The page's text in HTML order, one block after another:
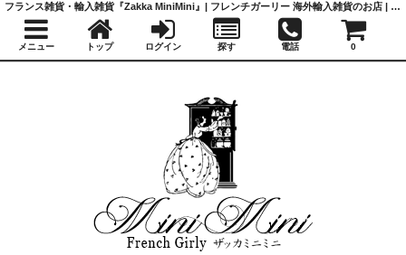
フランス雑貨・輸入雑貨『Zakka MiniMini』| フレンチガーリー 海外輸入雑貨のお店 | かわいい雑貨 | 蚤の市 | アンティーク
メニュー トップ ログイン 探す 電話 0